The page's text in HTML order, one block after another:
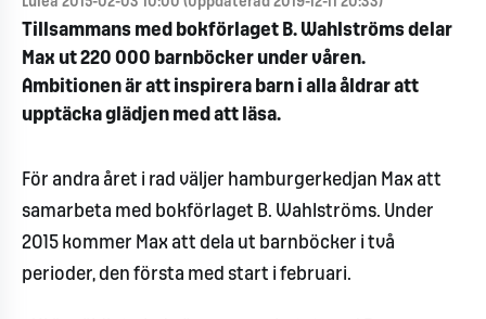
Tillsammans med bokförlaget B. Wahlströms delar
Max ut 220 000 barnböcker under våren.
Ambitionen är att inspirera barn i alla åldrar att
upptäcka glädjen med att läsa.
För andra året i rad väljer hamburgerkedjan Max att
samarbeta med bokförlaget B. Wahlströms. Under
2015 kommer Max att dela ut barnböcker i två
perioder, den första med start i februari.